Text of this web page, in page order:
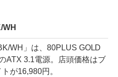
WH
WH」は、80PLUS GOLD
ATX 3.1電源。店頭価格はブ
が16,980円。